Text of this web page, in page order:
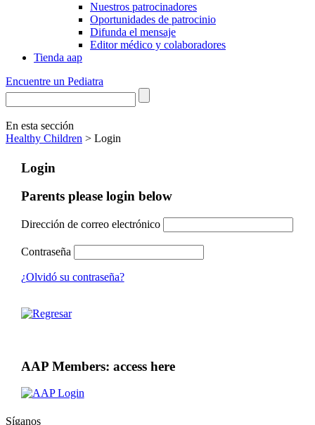
Nuestros patrocinadores
Oportunidades de patrocinio
Difunda el mensaje
Editor médico y colaboradores
Tienda aap
Encuentre un Pediatra
En esta sección
Healthy Children > Login
Login
Parents please login below
Dirección de correo electrónico
Contraseña
¿Olvidó su contraseña?
AAP Members: access here
Síganos